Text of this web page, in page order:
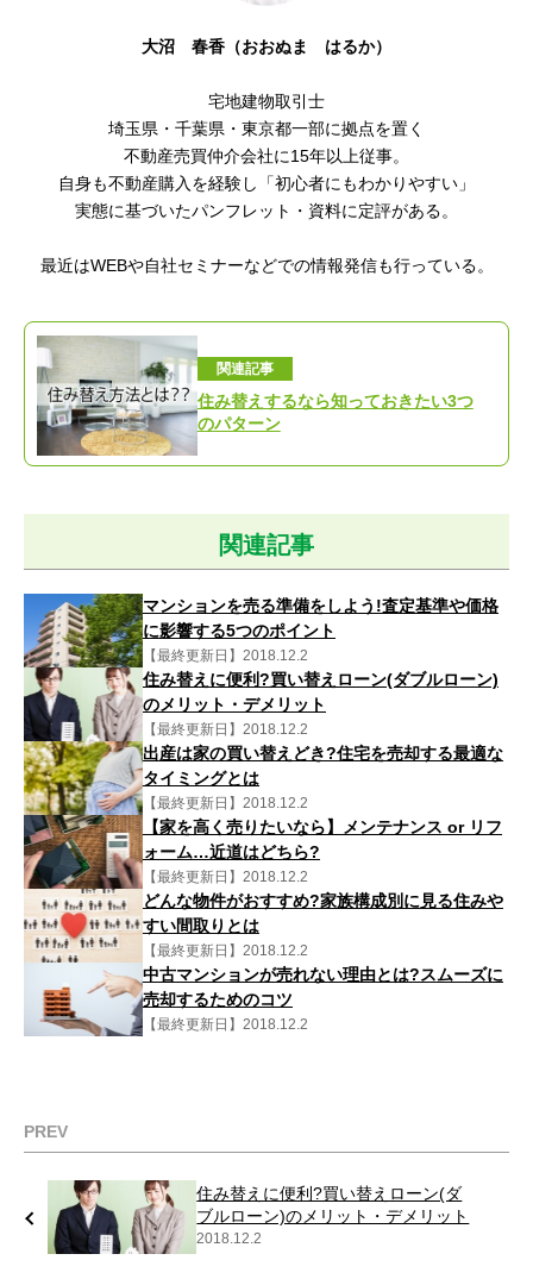
大沼 春香（おおぬま はるか）
宅地建物取引士
埼玉県・千葉県・東京都一部に拠点を置く
不動産売買仲介会社に15年以上従事。
自身も不動産購入を経験し「初心者にもわかりやすい 」
実態に基づいたパンフレット・資料に定評がある。
最近はWEBや自社セミナーなどでの情報発信も行っている。
関連記事
住み替えするなら知っておきたい3つ
のパターン
関連記事
マンションを売る準備をしよう!査定基準や価格
に影響する5つのポイント
【最終更新日】2018.12.2
住み替えに便利?買い替えローン(ダブルローン)
のメリット・デメリット
【最終更新日】2018.12.2
出産は家の買い替えどき?住宅を売却する最適な
タイミングとは
【最終更新日】2018.12.2
【家を高く売りたいなら】メンテナンス or リフ
ォーム…近道はどちら?
【最終更新日】2018.12.2
どんな物件がおすすめ?家族構成別に見る住みや
すい間取りとは
【最終更新日】2018.12.2
中古マンションが売れない理由とは?スムーズに
売却するためのコツ
【最終更新日】2018.12.2
PREV
住み替えに便利?買い替えローン(ダ
ブルローン)のメリット・デメリット
2018.12.2